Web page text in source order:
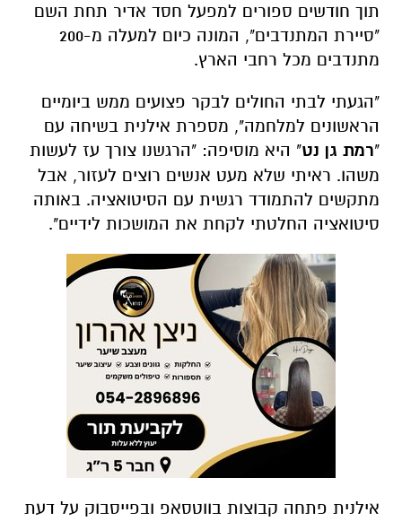
תוך חודשים ספורים למפעל חסד אדיר תחת השם
"סיירת המתנדבים", המונה כיום למעלה מ-200
מתנדבים מכל רחבי הארץ.
"הגעתי לבתי החולים לבקר פצועים ממש ביומיים
הראשונים למלחמה", מספרת אילנית בשיחה עם
"רמת גן נט" היא מוסיפה: "הרגשנו צורך עז לעשות
משהו. ראיתי שלא מעט אנשים רוצים לעזור, אבל
מתקשים להתמודד רגשית עם הסיטואציה. באותה
סיטואציה החלטתי לקחת את המושכות לידיים".
אילנית פתחה קבוצות בווטסאפ ובפייסבוק על דעת